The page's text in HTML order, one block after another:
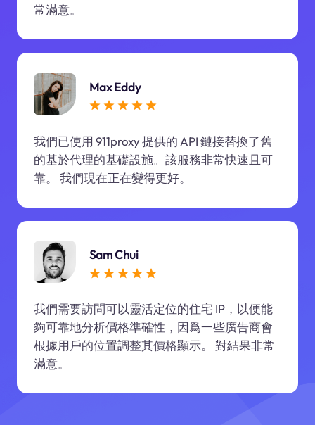
常滿意。
Max Eddy
我們已使用 911proxy 提供的 API 鏈接替換了舊
的基於代理的基礎設施。該服務非常快速且可
靠。 我們現在正在變得更好。
Sam Chui
我們需要訪問可以靈活定位的住宅 IP，以便能
夠可靠地分析價格準確性，因爲一些廣告商會
根據用戶的位置調整其價格顯示。 對結果非常
滿意。